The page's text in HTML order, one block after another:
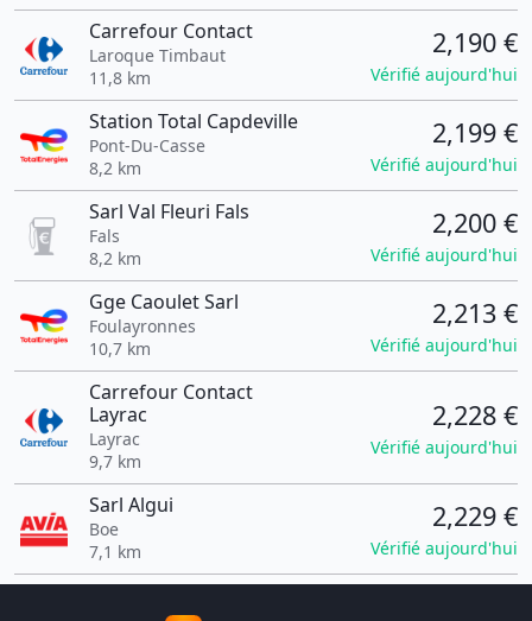
Carrefour Contact
Laroque Timbaut
11,8 km
2,190 €
Vérifié aujourd'hui
Station Total Capdeville
Pont-Du-Casse
8,2 km
2,199 €
Vérifié aujourd'hui
Sarl Val Fleuri Fals
Fals
8,2 km
2,200 €
Vérifié aujourd'hui
Gge Caoulet Sarl
Foulayronnes
10,7 km
2,213 €
Vérifié aujourd'hui
Carrefour Contact
Layrac
Layrac
9,7 km
2,228 €
Vérifié aujourd'hui
Sarl Algui
Boe
7,1 km
2,229 €
Vérifié aujourd'hui